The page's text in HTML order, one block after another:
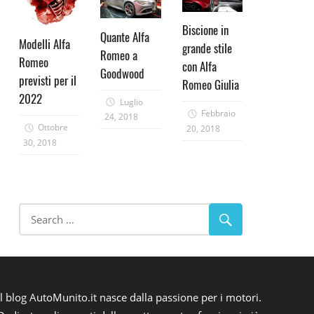
Modelli Alfa
Romeo
previsti per il
2022
Ottobre
30, 2018
Quante Alfa
Romeo a
Goodwood
Luglio
24, 2018
Biscione in
grande stile
con Alfa
Romeo Giulia
Febbraio
20, 2018
blog AutoMunito.it nasce dalla passione per i motori.